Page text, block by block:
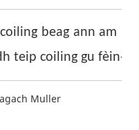
beag ann am
teip coiling gu fèin-